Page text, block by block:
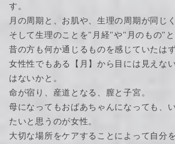
す。
月の周期と、お肌や、生理の周期が同じく
そして生理のことを"月経"や"月のもの"
昔の方も何か通じるものを感じていたはず
女性性でもある【月】から目には見えな
はないかと。
命が宿り、産道となる、膣と子宮。
母になってもおばあちゃんになっても、
たいと思うのが女性。
大切な場所をケアすることによって自分